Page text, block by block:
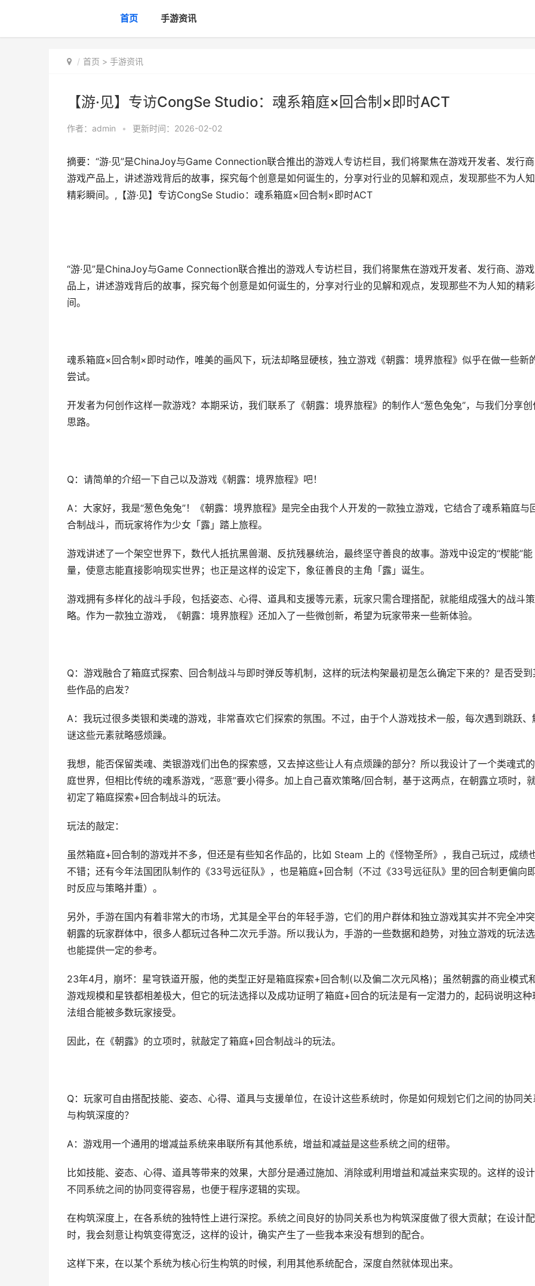
首页 手游资讯
首页 > 手游资讯
【游·见】专访CongSe Studio：魂系箱庭×回合制×即时ACT
作者： admin • 更新时间：2026-02-02
摘要：​“游·见”是ChinaJoy与Game Connection联合推出的游戏人专访栏目，我们将聚焦在游戏开发者、发行商
游戏产品上，讲述游戏背后的故事，探究每个创意是如何诞生的，分享对行业的见解和观点，发现那些不为人
精彩瞬间。,【游·见】专访CongSe Studio：魂系箱庭×回合制×即时ACT
“游·见”是ChinaJoy与Game Connection联合推出的游戏人专访栏目，我们将聚焦在游戏开发者、发行商、游
品上，讲述游戏背后的故事，探究每个创意是如何诞生的，分享对行业的见解和观点，发现那些不为人知的精
间。
魂系箱庭×回合制×即时动作，唯美的画风下，玩法却略显硬核，独立游戏《朝露：境界旅程》似乎在做一些新
尝试。
开发者为何创作这样一款游戏？本期采访，我们联系了《朝露：境界旅程》的制作人“葱色兔兔”，与我们分享创
思路。
Q：请简单的介绍一下自己以及游戏《朝露：境界旅程》吧！
A：大家好，我是“葱色兔兔”！《朝露：境界旅程》是完全由我个人开发的一款独立游戏，它结合了魂系箱庭与
合制战斗，而玩家将作为少女「露」踏上旅程。
游戏讲述了一个架空世界下，数代人抵抗黑兽潮、反抗残暴统治，最终坚守善良的故事。游戏中设定的“楔能”能
量，使意志能直接影响现实世界；也正是这样的设定下，象征善良的主角「露」诞生。
游戏拥有多样化的战斗手段，包括姿态、心得、道具和支援等元素，玩家只需合理搭配，就能组成强大的战斗策
略。作为一款独立游戏，《朝露：境界旅程》还加入了一些微创新，希望为玩家带来一些新体验。
Q：游戏融合了箱庭式探索、回合制战斗与即时弹反等机制，这样的玩法构架最初是怎么确定下来的？是否受到
些作品的启发？
A：我玩过很多类银和类魂的游戏，非常喜欢它们探索的氛围。不过，由于个人游戏技术一般，每次遇到跳跃、
谜这些元素就略感烦躁。
我想，能否保留类魂、类银游戏们出色的探索感，又去掉这些让人有点烦躁的部分？所以我设计了一个类魂式
庭世界，但相比传统的魂系游戏，“恶意”要小得多。加上自己喜欢策略/回合制，基于这两点，在朝露立项时，
初定了箱庭探索+回合制战斗的玩法。
玩法的敲定：
虽然箱庭+回合制的游戏并不多，但还是有些知名作品的，比如 Steam 上的《怪物圣所》，我自己玩过，成绩
不错；还有今年法国团队制作的《33号远征队》，也是箱庭+回合制（不过《33号远征队》里的回合制更偏向
时反应与策略并重）。
另外，手游在国内有着非常大的市场，尤其是全平台的年轻手游，它们的用户群体和独立游戏其实并不完全冲突
朝露的玩家群体中，很多人都玩过各种二次元手游。所以我认为，手游的一些数据和趋势，对独立游戏的玩法
也能提供一定的参考。
23年4月，崩坏：星穹铁道开服，他的类型正好是箱庭探索+回合制(以及偏二次元风格)；虽然朝露的商业模式
游戏规模和星铁都相差极大，但它的玩法选择以及成功证明了箱庭+回合的玩法是有一定潜力的，起码说明这种
法组合能被多数玩家接受。
因此，在《朝露》的立项时，就敲定了箱庭+回合制战斗的玩法。
Q：玩家可自由搭配技能、姿态、心得、道具与支援单位，在设计这些系统时，你是如何规划它们之间的协同关
与构筑深度的？
A：游戏用一个通用的增减益系统来串联所有其他系统，增益和减益是这些系统之间的纽带。
比如技能、姿态、心得、道具等带来的效果，大部分是通过施加、消除或利用增益和减益来实现的。这样的设
不同系统之间的协同变得容易，也便于程序逻辑的实现。
在构筑深度上，在各系统的独特性上进行深挖。系统之间良好的协同关系也为构筑深度做了很大贡献；在设计
时，我会刻意让构筑变得宽泛，这样的设计，确实产生了一些我本来没有想到的配合。
这样下来，在以某个系统为核心衍生构筑的时候，利用其他系统配合，深度自然就体现出来。